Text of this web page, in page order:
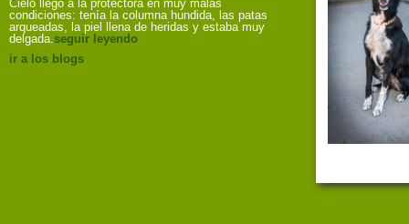
Cielo llegó a la protectora en muy malas
condiciones: tenía la columna hundida, las patas
arqueadas, la piel llena de heridas y estaba muy
delgada.seguir leyendo
ir a los blogs